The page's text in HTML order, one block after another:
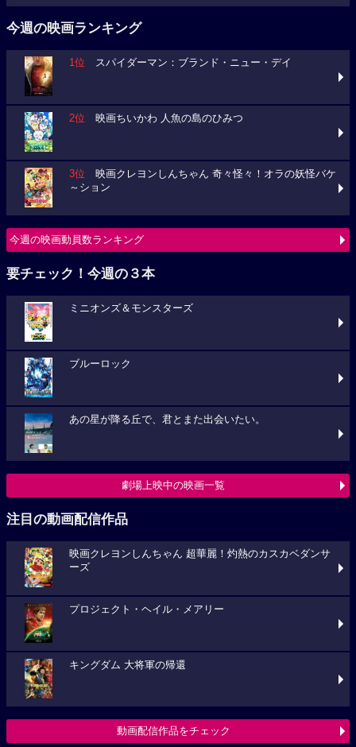
今週の映画ランキング
1位 スパイダーマン：ブランド・ニュー・デイ
2位 映画ちいかわ 人魚の島のひみつ
3位 映画クレヨンしんちゃん 奇々怪々！オラの妖怪バケ
～ション
今週の映画動員数ランキング
要チェック！今週の３本
ミニオンズ＆モンスターズ
ブルーロック
あの星が降る丘で、君とまた出会いたい。
劇場上映中の映画一覧
注目の動画配信作品
映画クレヨンしんちゃん 超華麗！灼熱のカスカベダンサ
ーズ
プロジェクト・ヘイル・メアリー
キングダム 大将軍の帰還
動画配信作品をチェック